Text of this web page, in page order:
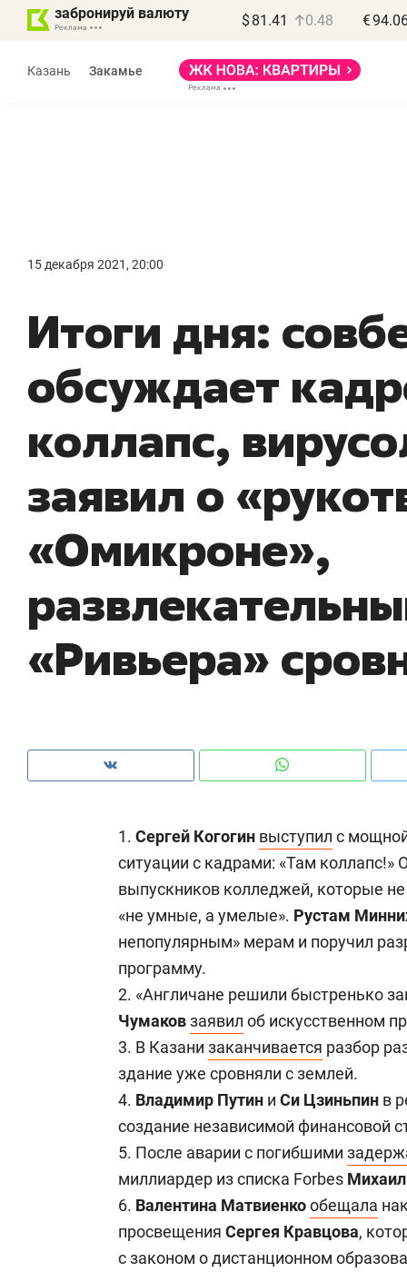
забронируй валюту $ 81.41 0.48 €
Казань Закамье
15 декабря 2021, 20:00
Итоги дня:
обсуждает
коллапс,
заявил о
«Омикроне»,
«Ривьера»
1. Сергей Когогин выступил с
ситуации с кадрами: «Там
выпускников колледжей, которые
«не умные, а умелые». Рустам
непопулярным» мерам и поручил
программу.
2. «Англичане решили быстренько
Чумаковзаявил об искусственном
3. В Казани заканчивается разбор
здание уже сровняли с землей.
4. Владимир Путин и Си Цзиньпин в
создание независимой финансовой
5. После аварии с погибшими
миллиардер из списка Forbes
6. Валентина Матвиенкообещала
просвещения Сергея Кравцова,
с законом о дистанционном
правил, бизнес может
потерять минимум
Как бизнесу выйти на зарубежные
чем интересен Оман?
Оставить шум за волной: как
строят тишину в казанском
свою
стрессом»